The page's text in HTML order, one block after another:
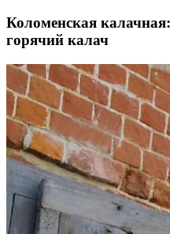
Коломенская
горячий калач